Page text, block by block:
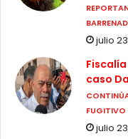
julio
caso
FUGITIVO
julio